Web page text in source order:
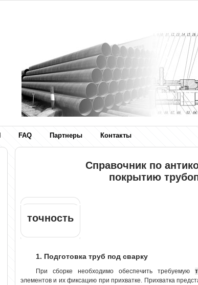
FAQ Партнеры Контакты
Справочник по
покрытию
точность
1. Подготовка труб под сварку
При сборке необходимо обеспечить требуемую
элементов и их фиксацию при прихватке. Прихватка